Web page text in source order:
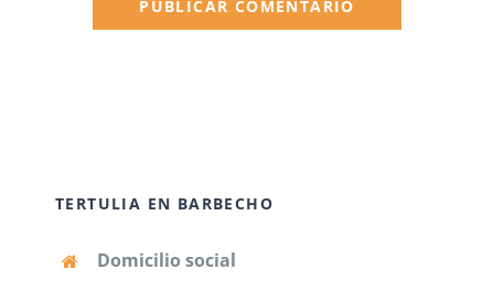
TERTULIA EN BARBECHO
Domicilio social